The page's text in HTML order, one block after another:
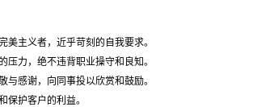
主义者，近乎苛刻的自我要求。
力，绝不违背职业操守和良知。
感谢，向同事投以欣赏和鼓励。
护客户的利益。